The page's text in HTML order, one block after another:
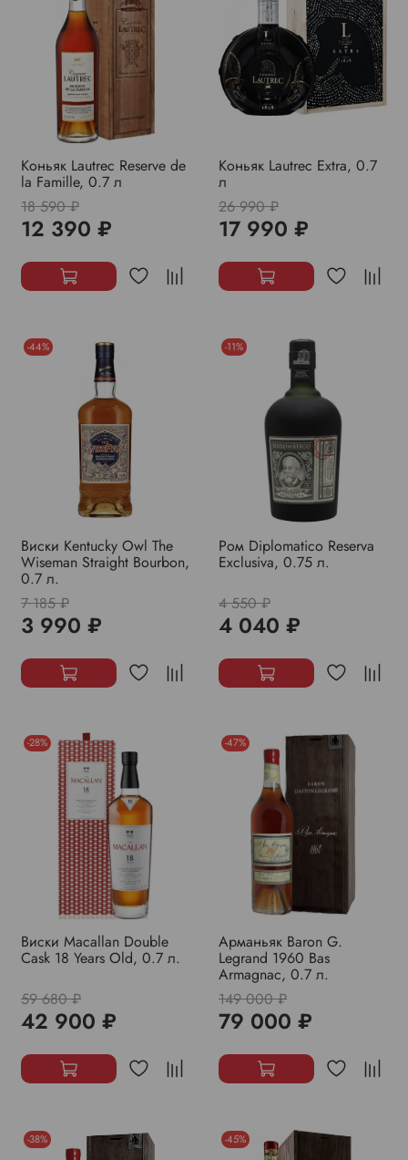
Коньяк Lautrec Reserve de
la Famille, 0.7 л
18 590 ₽
12 390 ₽
Коньяк Lautrec Extra, 0.7
л
26 990 ₽
17 990 ₽
-44%
Виски Kentucky Owl The
Wiseman Straight Bourbon,
0.7 л.
7 185 ₽
3 990 ₽
-11%
Ром Diplomatico Reserva
Exclusiva, 0.75 л.
4 550 ₽
4 040 ₽
-28%
Виски Macallan Double
Cask 18 Years Old, 0.7 л.
59 680 ₽
42 900 ₽
-47%
Арманьяк Baron G.
Legrand 1960 Bas
Armagnac, 0.7 л.
149 000 ₽
79 000 ₽
-38% -45%